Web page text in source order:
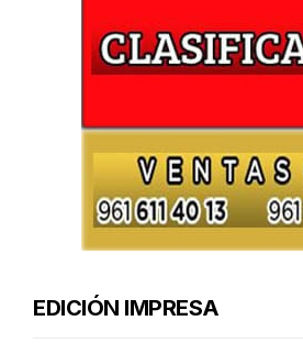
EDICIÓN IMPRESA